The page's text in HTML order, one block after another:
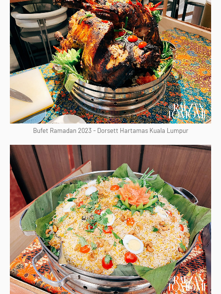
Bufet Ramadan 2023 - Dorsett Hartamas Kuala Lumpur